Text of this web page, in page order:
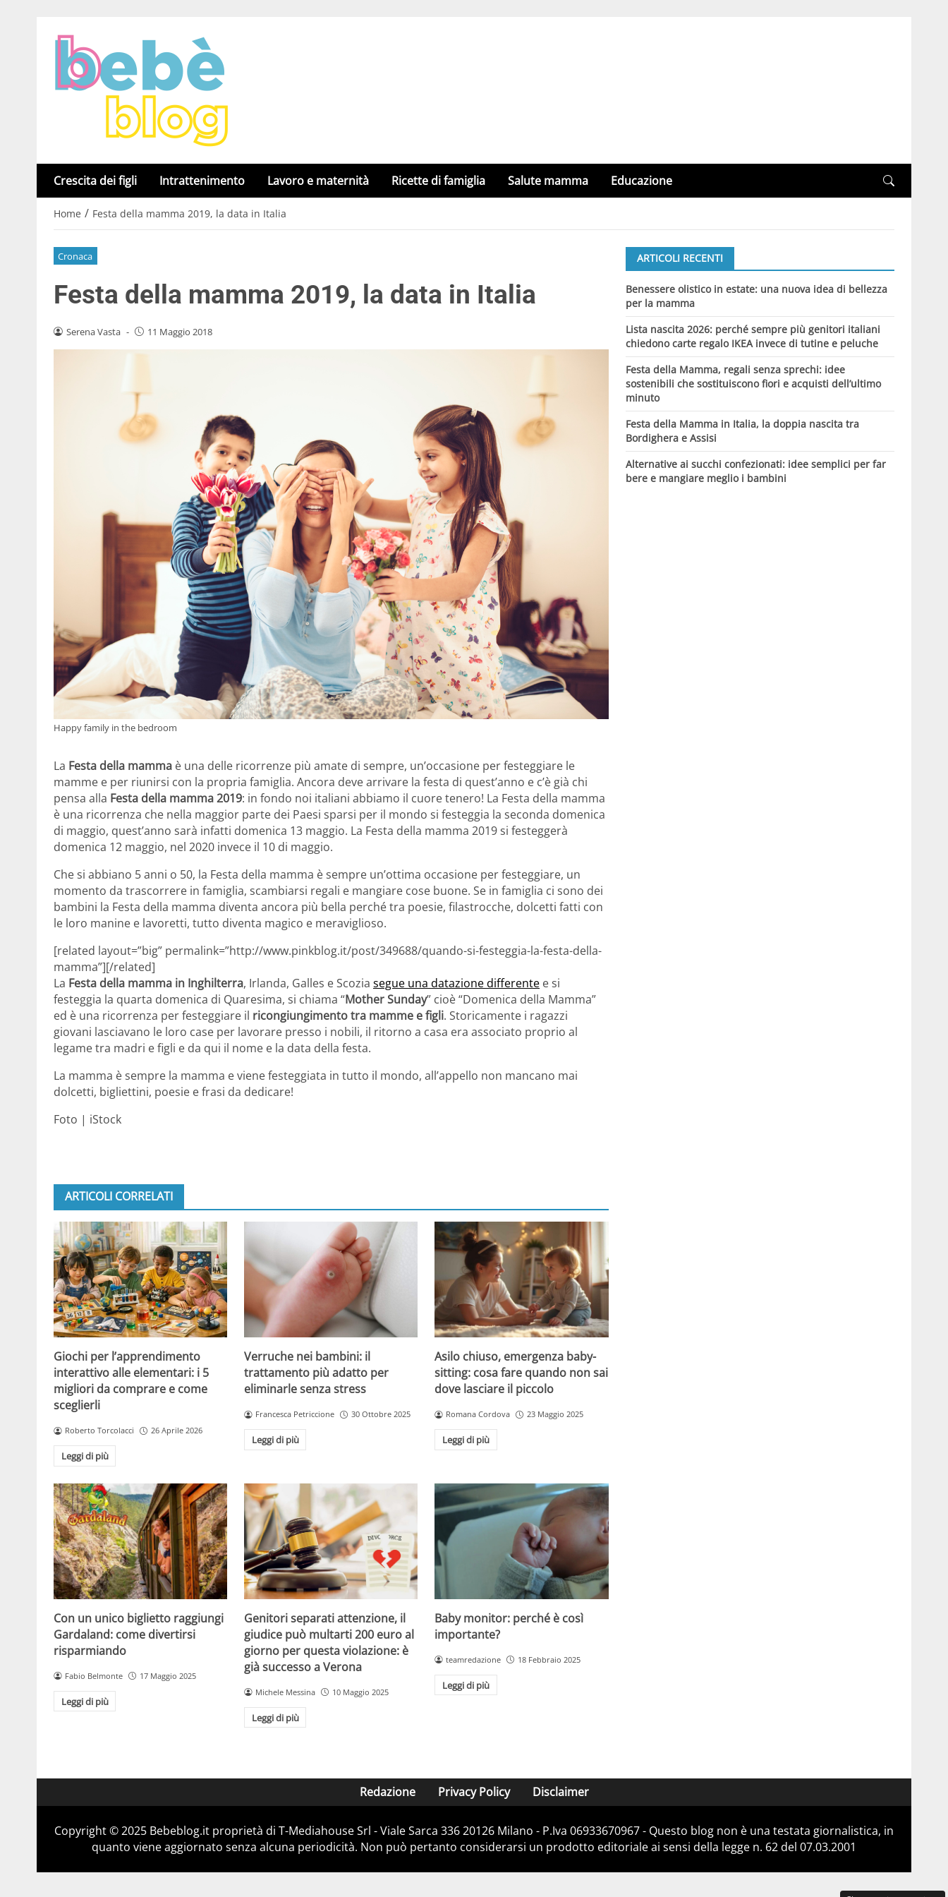
Crescita dei figli Intrattenimento Lavoro e maternità Ricette di famiglia Salute mamma Educazione
Home / Festa della mamma 2019, la data in Italia
Cronaca
Festa della mamma 2019, la data in Italia
Serena Vasta - 11 Maggio 2018
Happy family in the bedroom
La Festa della mamma è una delle ricorrenze più amate di sempre, un’occasione per festeggiare le
mamme e per riunirsi con la propria famiglia. Ancora deve arrivare la festa di quest’anno e c’è già chi
pensa alla Festa della mamma 2019: in fondo noi italiani abbiamo il cuore tenero! La Festa della mamma
è una ricorrenza che nella maggior parte dei Paesi sparsi per il mondo si festeggia la seconda domenica
di maggio, quest’anno sarà infatti domenica 13 maggio. La Festa della mamma 2019 si festeggerà
domenica 12 maggio, nel 2020 invece il 10 di maggio.
Che si abbiano 5 anni o 50, la Festa della mamma è sempre un’ottima occasione per festeggiare, un
momento da trascorrere in famiglia, scambiarsi regali e mangiare cose buone. Se in famiglia ci sono dei
bambini la Festa della mamma diventa ancora più bella perché tra poesie, filastrocche, dolcetti fatti con
le loro manine e lavoretti, tutto diventa magico e meraviglioso.
[related layout=”big” permalink=”http://www.pinkblog.it/post/349688/quando-si-festeggia-la-festa-della-
mamma”][/related]
La Festa della mamma in Inghilterra, Irlanda, Galles e Scozia segue una datazione differente e si
festeggia la quarta domenica di Quaresima, si chiama “Mother Sunday” cioè “Domenica della Mamma”
ed è una ricorrenza per festeggiare il ricongiungimento tra mamme e figli. Storicamente i ragazzi
giovani lasciavano le loro case per lavorare presso i nobili, il ritorno a casa era associato proprio al
legame tra madri e figli e da qui il nome e la data della festa.
La mamma è sempre la mamma e viene festeggiata in tutto il mondo, all’appello non mancano mai
dolcetti, bigliettini, poesie e frasi da dedicare!
Foto | iStock
ARTICOLI CORRELATI
Giochi per l’apprendimento
interattivo alle elementari: i 5
migliori da comprare e come
sceglierli
Roberto Torcolacci 26 Aprile 2026
Leggi di più
Verruche nei bambini: il
trattamento più adatto per
eliminarle senza stress
Francesca Petriccione 30 Ottobre 2025
Leggi di più
Asilo chiuso, emergenza baby-
sitting: cosa fare quando non sai
dove lasciare il piccolo
Romana Cordova 23 Maggio 2025
Leggi di più
Con un unico biglietto raggiungi
Gardaland: come divertirsi
risparmiando
Fabio Belmonte 17 Maggio 2025
Leggi di più
Genitori separati attenzione, il
giudice può multarti 200 euro al
giorno per questa violazione: è
già successo a Verona
Michele Messina 10 Maggio 2025
Leggi di più
Baby monitor: perché è così
importante?
teamredazione 18 Febbraio 2025
Leggi di più
ARTICOLI RECENTI
Benessere olistico in estate: una nuova idea di bellezza
per la mamma
Lista nascita 2026: perché sempre più genitori italiani
chiedono carte regalo IKEA invece di tutine e peluche
Festa della Mamma, regali senza sprechi: idee
sostenibili che sostituiscono fiori e acquisti dell’ultimo
minuto
Festa della Mamma in Italia, la doppia nascita tra
Bordighera e Assisi
Alternative ai succhi confezionati: idee semplici per far
bere e mangiare meglio i bambini
Redazione Privacy Policy Disclaimer
Copyright © 2025 Bebeblog.it proprietà di T-Mediahouse Srl - Viale Sarca 336 20126 Milano - P.Iva 06933670967 - Questo blog non è una testata giornalistica, in
quanto viene aggiornato senza alcuna periodicità. Non può pertanto considerarsi un prodotto editoriale ai sensi della legge n. 62 del 07.03.2001